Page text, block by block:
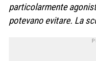
particolarmente
potevano evitare. La